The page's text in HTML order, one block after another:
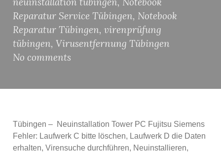
Reparatur Service Tübingen, Notebook
Reparatur Tübingen, virenprüfung
tübingen, Virusentfernung Tübingen
No comments
Tübingen – Neuinstallation Tower PC Fujitsu Siemens
Fehler: Laufwerk C bitte löschen, Laufwerk D die Daten
erhalten, Virensuche durchführen, Neuinstallieren,